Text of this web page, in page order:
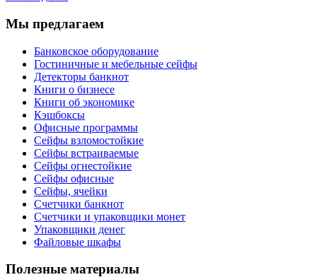
Мы предлагаем
Банковское оборудование
Гостиничные и мебельные сейфы
Детекторы банкнот
Книги о бизнесе
Книги об экономике
Кэшбоксы
Офисные программы
Сейфы взломостойкие
Сейфы встраиваемые
Сейфы огнестойкие
Сейфы офисные
Сейфы, ячейки
Счетчики банкнот
Счетчики и упаковщики монет
Упаковщики денег
Файловые шкафы
Полезные материалы